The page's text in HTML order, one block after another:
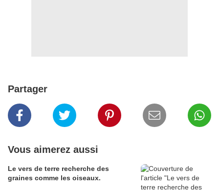
Partager
Vous aimerez aussi
Le vers de terre recherche des
graines comme les oiseaux.